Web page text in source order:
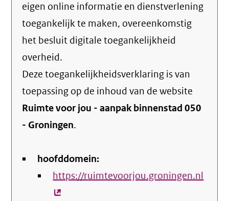
eigen online informatie en dienstverlening
toegankelijk te maken, overeenkomstig
het besluit digitale toegankelijkheid
overheid.
Deze toegankelijkheidsverklaring is van
toepassing op de inhoud van de website
Ruimte voor jou - aanpak binnenstad 050
- Groningen.
hoofddomein:
https://ruimtevoorjou.groningen.nl